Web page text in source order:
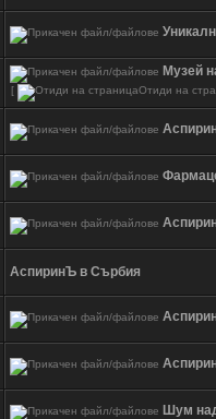
Музей
[ Отиди на
АспиринЪ в Сърбия
Шум